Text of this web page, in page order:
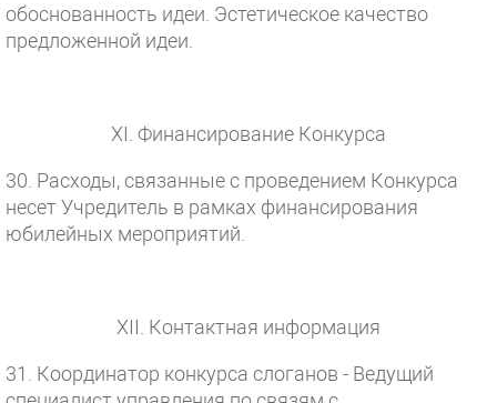
обоснованность идеи. Эстетическое качество
предложенной идеи.
XI. Финансирование Конкурса
30. Расходы, связанные с проведением Конкурса
несет Учредитель в рамках финансирования
юбилейных мероприятий.
XII. Контактная информация
31. Координатор конкурса слоганов - Ведущий